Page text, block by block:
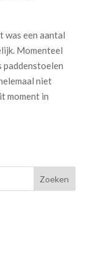
was een aantal
Momenteel
paddenstoelen
niet
moment in